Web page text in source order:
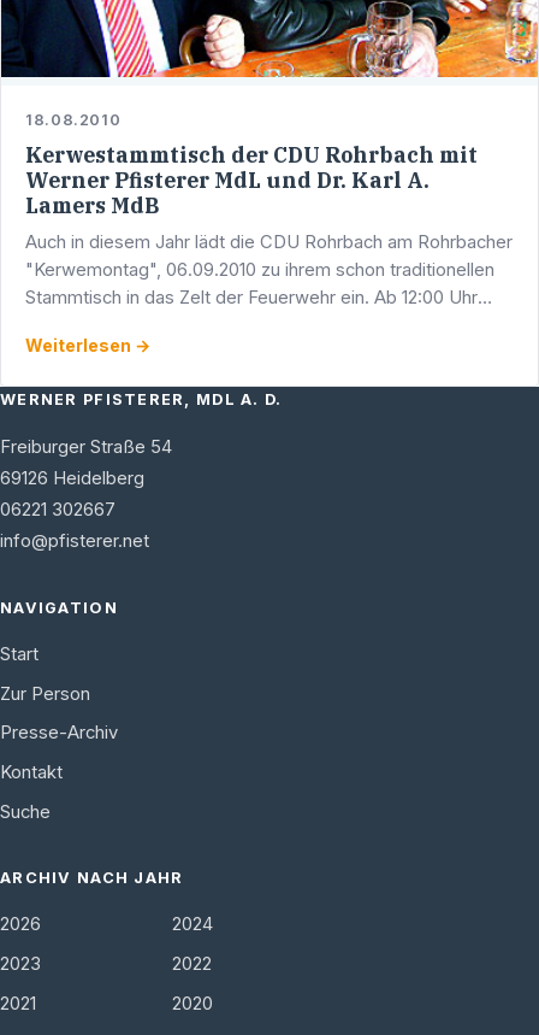
18.08.2010
Kerwestammtisch der CDU Rohrbach mit
Werner Pfisterer MdL und Dr. Karl A.
Lamers MdB
Auch in diesem Jahr lädt die CDU Rohrbach am Rohrbacher
"Kerwemontag", 06.09.2010 zu ihrem schon traditionellen
Stammtisch in das Zelt der Feuerwehr ein. Ab 12:00 Uhr
Weiterlesen →
WERNER PFISTERER, MDL A. D.
Freiburger Straße 54
69126 Heidelberg
06221 302667
info@pfisterer.net
NAVIGATION
Start
Zur Person
Presse-Archiv
Kontakt
Suche
ARCHIV NACH JAHR
2026
2024
2023
2022
2021
2020